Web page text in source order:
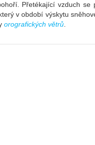
Přetékající vzduch se
v období výskytu
orografických větrů